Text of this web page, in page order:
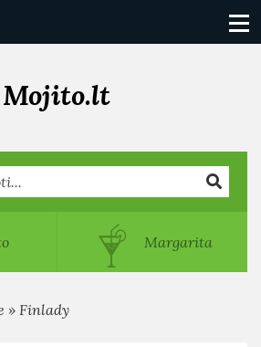
Mojito.lt
Margarita
» Finlady